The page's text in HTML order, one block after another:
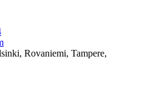
Rovaniemi, Tampere,